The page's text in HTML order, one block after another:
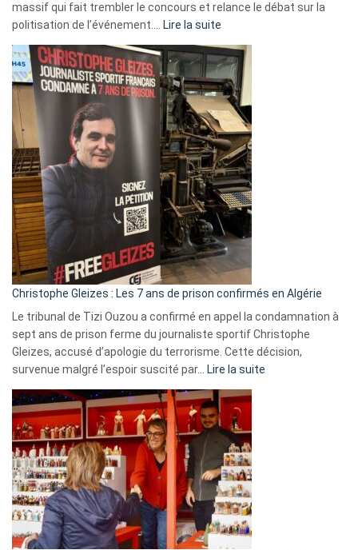
massif qui fait trembler le concours et relance le débat sur la
politisation de l’événement.… Lire la suite
Eurovision
2026
:
Pays-
Bas,
Espagne,
Irlande
et
Slovénie
rejettent
la
présence
d’Israël
Christophe Gleizes : Les 7 ans de prison confirmés en Algérie
Le tribunal de Tizi Ouzou a confirmé en appel la condamnation à
sept ans de prison ferme du journaliste sportif Christophe
Gleizes, accusé d’apologie du terrorisme. Cette décision,
survenue malgré l’espoir suscité par… Lire la suite